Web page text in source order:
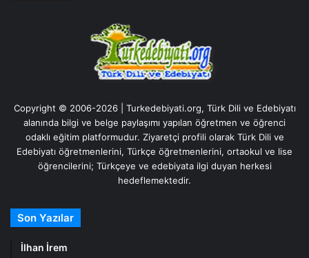
Copyright © 2006-2026 | Turkedebiyati.org, Türk Dili ve Edebiyatı
alanında bilgi ve belge paylaşımı yapılan öğretmen ve öğrenci
odaklı eğitim platformudur. Ziyaretçi profili olarak Türk Dili ve
Edebiyatı öğretmenlerini, Türkçe öğretmenlerini, ortaokul ve lise
öğrencilerini; Türkçeye ve edebiyata ilgi duyan herkesi
hedeflemektedir.
Son Yazılar
İlhan İrem